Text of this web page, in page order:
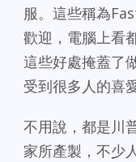
服。這些稱為
歡迎，電腦上看
這些好處掩蓋了
受到很多人的喜愛
不用說，都是川
家所產製，不少